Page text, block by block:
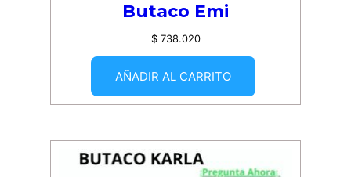
Butaco Emi
$738.020
AÑADIR AL CARRITO